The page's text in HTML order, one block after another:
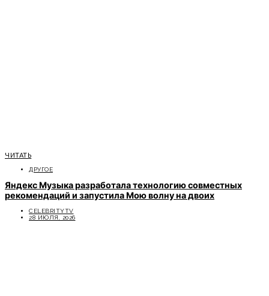
ЧИТАТЬ
ДРУГОЕ
Яндекс Музыка разработала технологию совместных
рекомендаций и запустила Мою волну на двоих
CELEBRITYTV
28 ИЮЛЯ, 2026